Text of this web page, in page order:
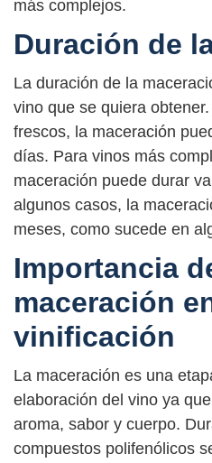
más complejos.
Duración de
La duración de la
vino que se quiera
frescos, la maceración
días. Para vinos más
maceración puede durar
algunos casos, la
meses, como sucede en
Importancia
maceración
vinificación
La maceración es una
elaboración del vino ya
aroma, sabor y cuerpo.
compuestos polifenólicos